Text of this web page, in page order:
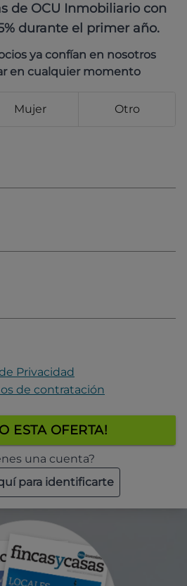
de OCU Inmobiliario con
durante el primer año.
ya confían en nosotros
en cualquier momento
Mujer Otro
Privacidad
de contratación
ESTA OFERTA!
una cuenta?
para identificarte